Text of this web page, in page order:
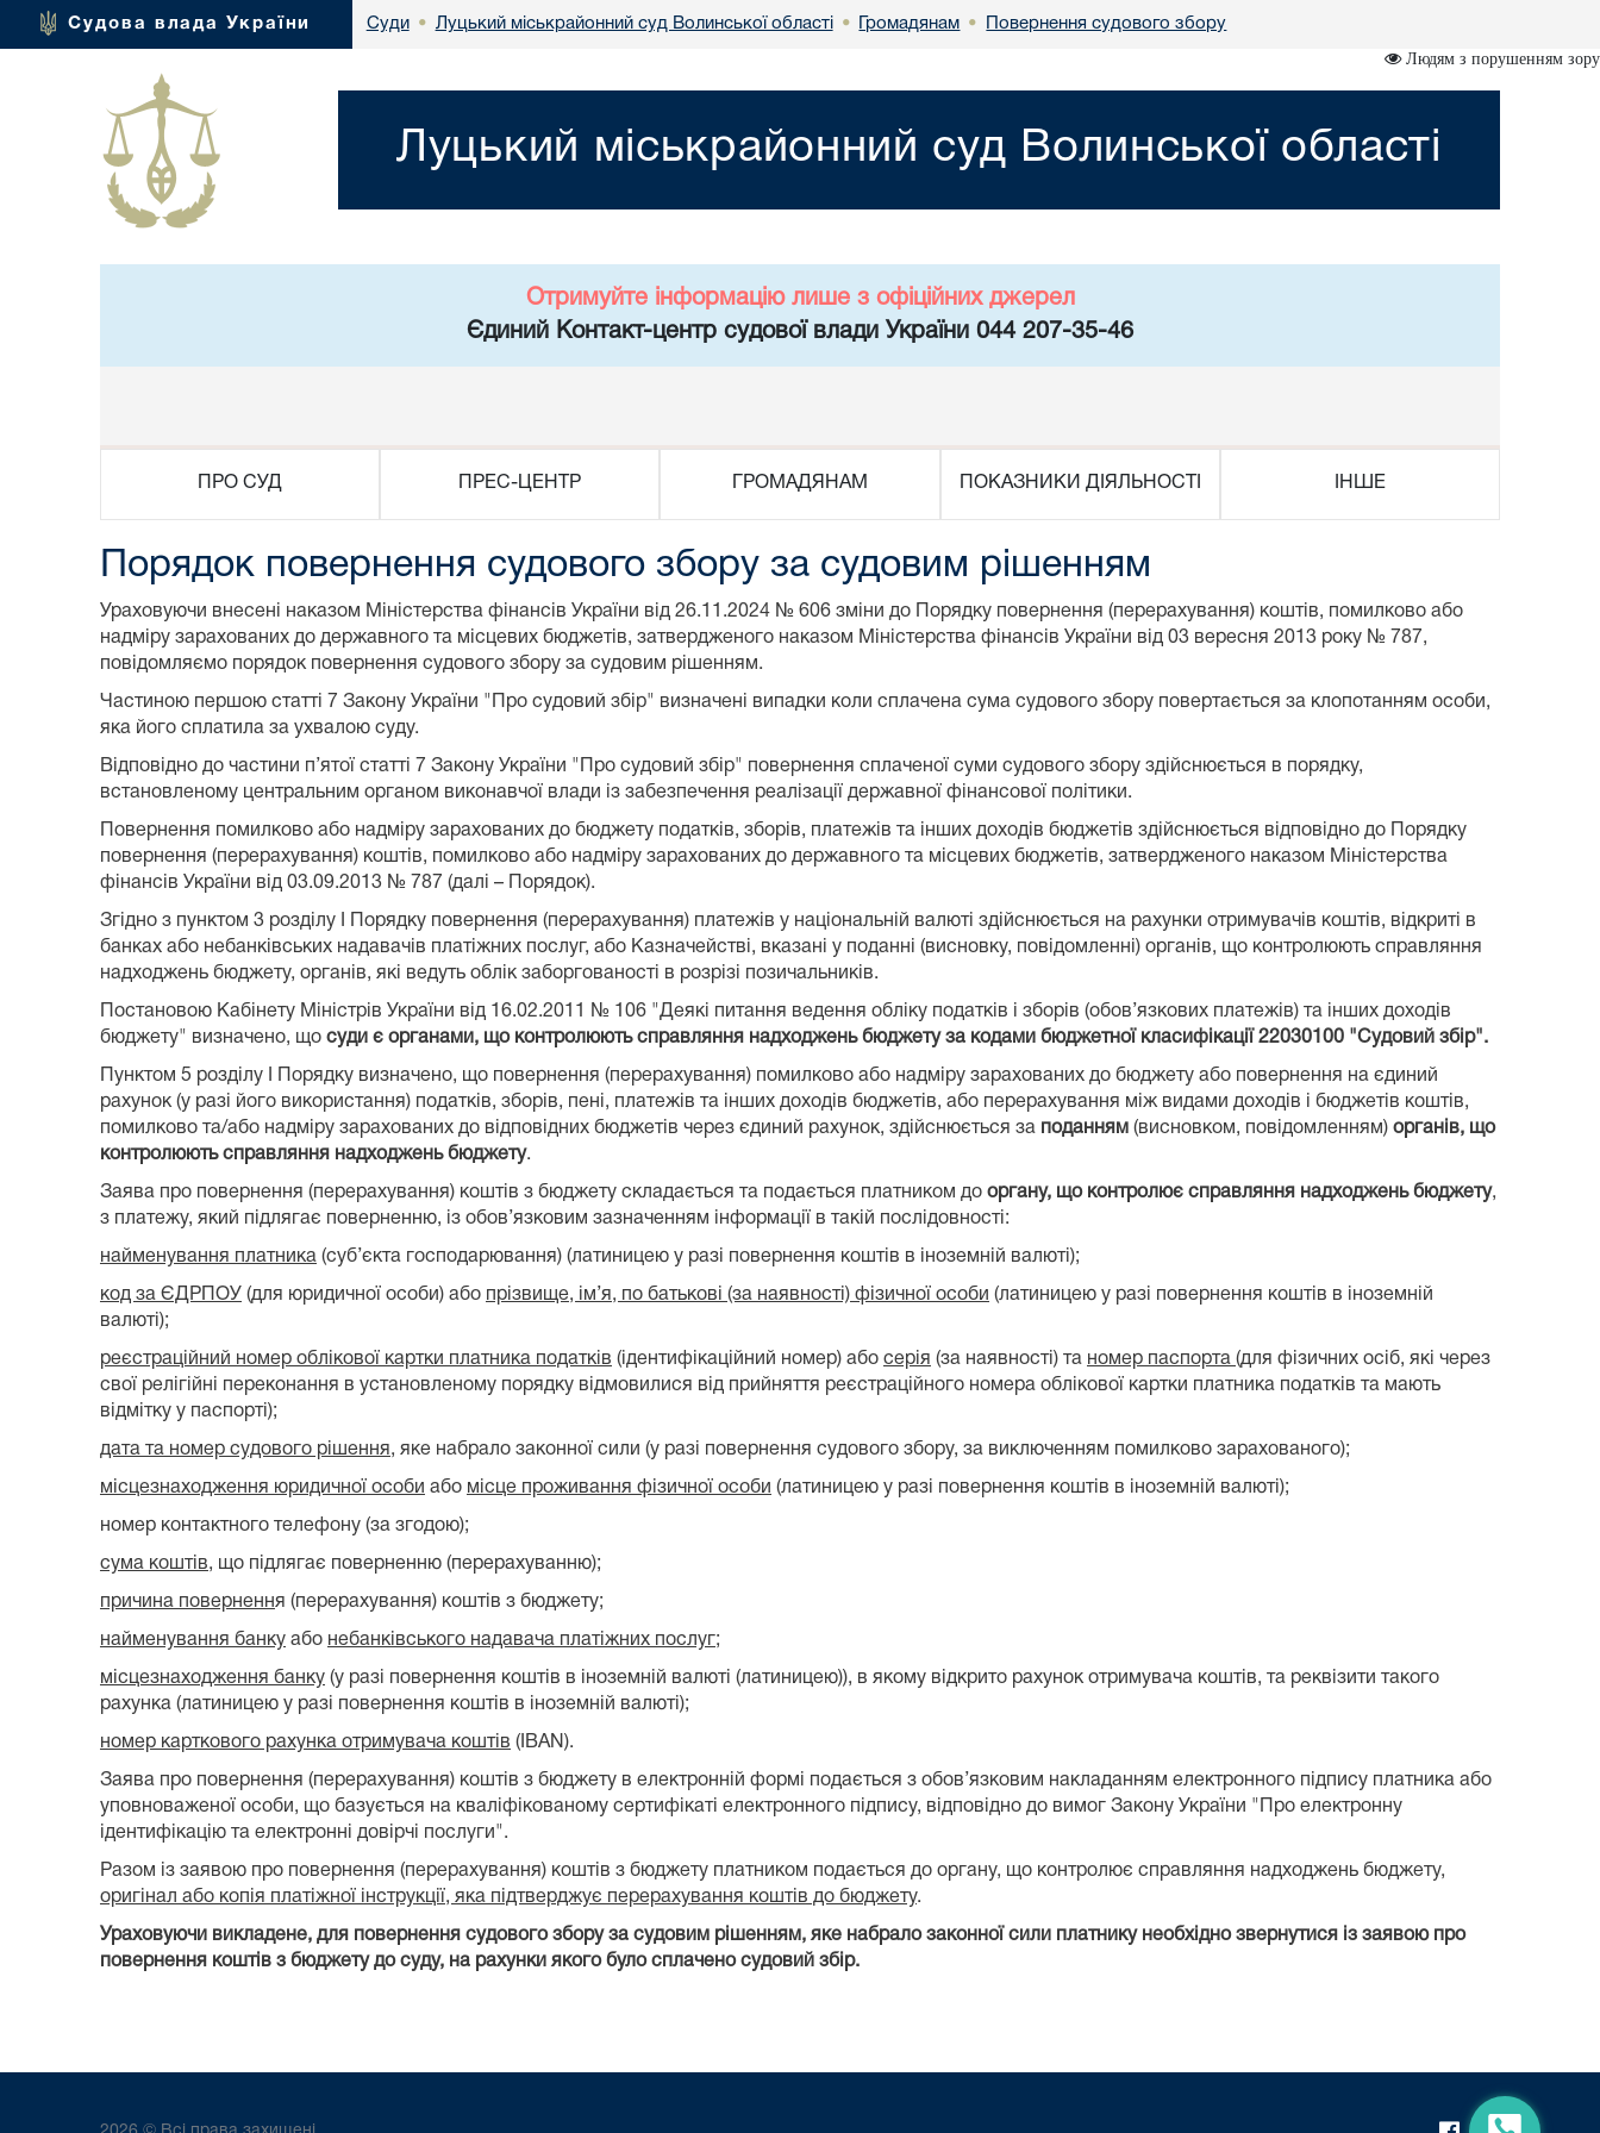
Судова влада України Суди • Луцький міськрайонний суд Волинської області • Громадянам • Повернення судового збору
Людям з порушенням зору
Луцький міськрайонний суд Волинської області
Отримуйте інформацію лише з офіційних джерел
Єдиний Контакт-центр судової влади України 044 207-35-46
ПРО СУД ПРЕС-ЦЕНТР ГРОМАДЯНАМ ПОКАЗНИКИ ДІЯЛЬНОСТІ ІНШЕ
Порядок повернення судового збору за судовим рішенням
Ураховуючи внесені наказом Міністерства фінансів України від 26.11.2024 № 606 зміни до Порядку повернення (перерахування) коштів, помилково або
надміру зарахованих до державного та місцевих бюджетів, затвердженого наказом Міністерства фінансів України від 03 вересня 2013 року № 787,
повідомляємо порядок повернення судового збору за судовим рішенням.
Частиною першою статті 7 Закону України "Про судовий збір" визначені випадки коли сплачена сума судового збору повертається за клопотанням особи,
яка його сплатила за ухвалою суду.
Відповідно до частини п’ятої статті 7 Закону України "Про судовий збір" повернення сплаченої суми судового збору здійснюється в порядку,
встановленому центральним органом виконавчої влади із забезпечення реалізації державної фінансової політики.
Повернення помилково або надміру зарахованих до бюджету податків, зборів, платежів та інших доходів бюджетів здійснюється відповідно до Порядку
повернення (перерахування) коштів, помилково або надміру зарахованих до державного та місцевих бюджетів, затвердженого наказом Міністерства
фінансів України від 03.09.2013 № 787 (далі – Порядок).
Згідно з пунктом 3 розділу I Порядку повернення (перерахування) платежів у національній валюті здійснюється на рахунки отримувачів коштів, відкриті в
банках або небанківських надавачів платіжних послуг, або Казначействі, вказані у поданні (висновку, повідомленні) органів, що контролюють справляння
надходжень бюджету, органів, які ведуть облік заборгованості в розрізі позичальників.
Постановою Кабінету Міністрів України від 16.02.2011 № 106 "Деякі питання ведення обліку податків і зборів (обов’язкових платежів) та інших доходів
бюджету" визначено, що суди є органами, що контролюють справляння надходжень бюджету за кодами бюджетної класифікації 22030100 "Судовий збір".
Пунктом 5 розділу I Порядку визначено, що повернення (перерахування) помилково або надміру зарахованих до бюджету або повернення на єдиний
рахунок (у разі його використання) податків, зборів, пені, платежів та інших доходів бюджетів, або перерахування між видами доходів і бюджетів коштів,
помилково та/або надміру зарахованих до відповідних бюджетів через єдиний рахунок, здійснюється за поданням (висновком, повідомленням) органів, що
контролюють справляння надходжень бюджету.
Заява про повернення (перерахування) коштів з бюджету складається та подається платником до органу, що контролює справляння надходжень бюджету,
з платежу, який підлягає поверненню, із обов’язковим зазначенням інформації в такій послідовності:
найменування платника (суб’єкта господарювання) (латиницею у разі повернення коштів в іноземній валюті);
код за ЄДРПОУ (для юридичної особи) або прізвище, ім’я, по батькові (за наявності) фізичної особи (латиницею у разі повернення коштів в іноземній
валюті);
реєстраційний номер облікової картки платника податків (ідентифікаційний номер) або серія (за наявності) та номер паспорта (для фізичних осіб, які через
свої релігійні переконання в установленому порядку відмовилися від прийняття реєстраційного номера облікової картки платника податків та мають
відмітку у паспорті);
дата та номер судового рішення, яке набрало законної сили (у разі повернення судового збору, за виключенням помилково зарахованого);
місцезнаходження юридичної особи або місце проживання фізичної особи (латиницею у разі повернення коштів в іноземній валюті);
номер контактного телефону (за згодою);
сума коштів, що підлягає поверненню (перерахуванню);
причина повернення (перерахування) коштів з бюджету;
найменування банку або небанківського надавача платіжних послуг;
місцезнаходження банку (у разі повернення коштів в іноземній валюті (латиницею)), в якому відкрито рахунок отримувача коштів, та реквізити такого
рахунка (латиницею у разі повернення коштів в іноземній валюті);
номер карткового рахунка отримувача коштів (IBAN).
Заява про повернення (перерахування) коштів з бюджету в електронній формі подається з обов’язковим накладанням електронного підпису платника або
уповноваженої особи, що базується на кваліфікованому сертифікаті електронного підпису, відповідно до вимог Закону України "Про електронну
ідентифікацію та електронні довірчі послуги".
Разом із заявою про повернення (перерахування) коштів з бюджету платником подається до органу, що контролює справляння надходжень бюджету,
оригінал або копія платіжної інструкції, яка підтверджує перерахування коштів до бюджету.
Ураховуючи викладене, для повернення судового збору за судовим рішенням, яке набрало законної сили платнику необхідно звернутися із заявою про
повернення коштів з бюджету до суду, на рахунки якого було сплачено судовий збір.